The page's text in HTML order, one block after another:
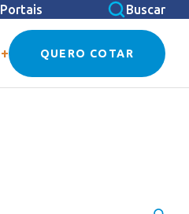
Portais Buscar
+ QUERO COTAR